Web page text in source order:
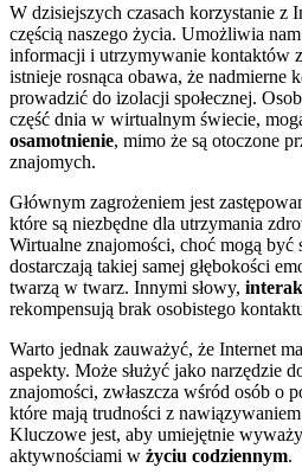
W dzisiejszych czasach korzystanie z
częścią naszego życia. Umożliwia
informacji i utrzymywanie kontaktów
istnieje rosnąca obawa, że nadmierne
prowadzić do izolacji społecznej.
część dnia w wirtualnym świecie,
osamotnienie, mimo że są otoczone
znajomych.
Głównym zagrożeniem jest
które są niezbędne dla utrzymania
Wirtualne znajomości, choć mogą być
dostarczają takiej samej głębokości
twarzą w twarz. Innymi słowy,
rekompensują brak osobistego
Warto jednak zauważyć, że Internet
aspekty. Może służyć jako narzędzie
znajomości, zwłaszcza wśród osób o
które mają trudności z
Kluczowe jest, aby umiejętnie
aktywnościami w życiu codziennym.